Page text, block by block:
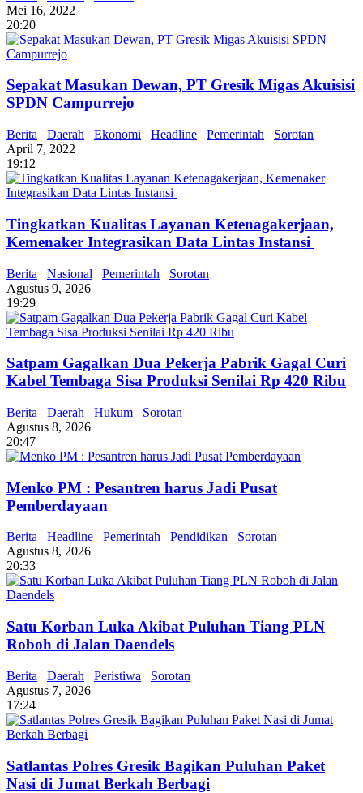
Mei 16, 2022
20:20
Sepakat Masukan Dewan, PT Gresik Migas Akuisisi
SPDN Campurrejo
Berita Daerah Ekonomi Headline Pemerintah
Sorotan
April 7, 2022
19:12
Tingkatkan Kualitas Layanan Ketenagakerjaan,
Kemenaker Integrasikan Data Lintas Instansi
Berita Nasional Pemerintah
Sorotan
Agustus 9, 2026
19:29
Satpam Gagalkan Dua Pekerja Pabrik Gagal Curi
Kabel Tembaga Sisa Produksi Senilai Rp 420 Ribu
Berita Daerah Hukum
Sorotan
Agustus 8, 2026
20:47
Menko PM : Pesantren harus Jadi Pusat
Pemberdayaan
Berita Headline Pemerintah Pendidikan
Sorotan
Agustus 8, 2026
20:33
Satu Korban Luka Akibat Puluhan Tiang PLN
Roboh di Jalan Daendels
Berita Daerah Peristiwa
Sorotan
Agustus 7, 2026
17:24
Satlantas Polres Gresik Bagikan Puluhan Paket
Nasi di Jumat Berkah Berbagi